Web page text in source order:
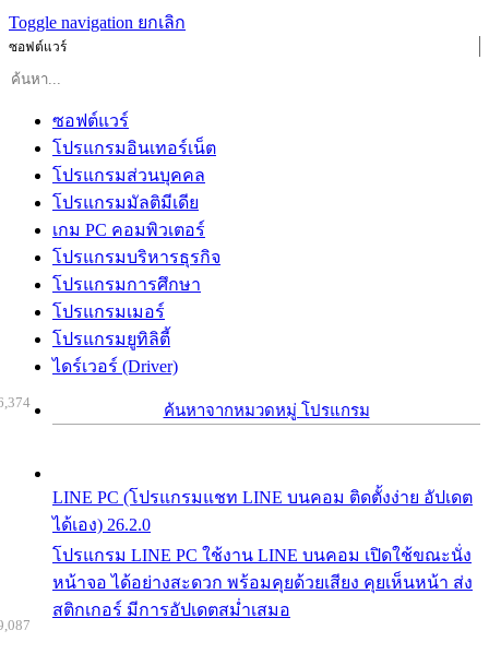
Toggle navigation ยกเลิก
ซอฟต์แวร์
ซอฟต์แวร์
โปรแกรมอินเทอร์เน็ต
โปรแกรมส่วนบุคคล
โปรแกรมมัลติมีเดีย
เกม PC คอมพิวเตอร์
โปรแกรมบริหารธุรกิจ
โปรแกรมการศึกษา
โปรแกรมเมอร์
โปรแกรมยูทิลิตี้
ไดร์เวอร์ (Driver)
ค้นหาจากหมวดหมู่ โปรแกรม
LINE PC (โปรแกรมแชท LINE บนคอม ติดตั้งง่าย อัปเดต
ได้เอง) 26.2.0
โปรแกรม LINE PC ใช้งาน LINE บนคอม เปิดใช้ขณะนั่ง
หน้าจอ ได้อย่างสะดวก พร้อมคุยด้วยเสียง คุยเห็นหน้า ส่ง
สติกเกอร์ มีการอัปเดตสม่ำเสมอ